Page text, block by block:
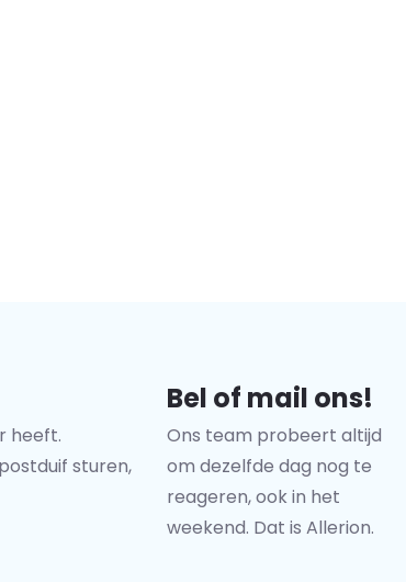
heeft.
sturen,
Bel of mail ons!
Ons team probeert altijd
om dezelfde dag nog te
reageren, ook in het
weekend. Dat is Allerion.